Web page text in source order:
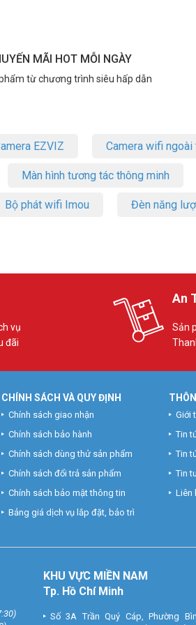
1869 thanh lý giá tốt, xin vui lòng liên hệ
MÃI HOT MỖI NGÀY
từ chương trình siêu hấp dẫn
EZVIZ Camera wifi
Màn hình tương tác thông minh
Bộ phát wifi Imou Đèn năng
vụ
đãi
An
Sản
CHÍNH SÁCH VÀ QUY ĐỊNH
Chính sách giao nhận
Chính sách bảo hành
Chính sách dùng thử sản phẩm
Chính sách đổi trả sản phẩm
Chính sách bảo mật thông tin
Bảng giá dịch vụ lắp đặt, bảo trì
Giới
Tin
Tin
Tin
Liên
KHU VỰC MIỀN NAM
Tp. Hồ Chí Minh
Số 3A Trần Quý Cáp, Phường